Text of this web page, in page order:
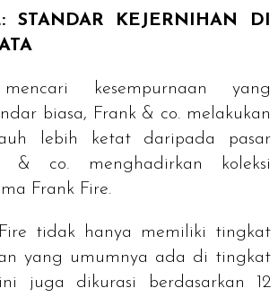
STANDAR KEJERNIHAN DI
kesempurnaan yang
biasa, Frank & co. melakukan
lebih ketat daripada pasar
& co. menghadirkan koleksi
Frank Fire.
tidak hanya memiliki tingkat
yang umumnya ada di tingkat
juga dikurasi berdasarkan 12